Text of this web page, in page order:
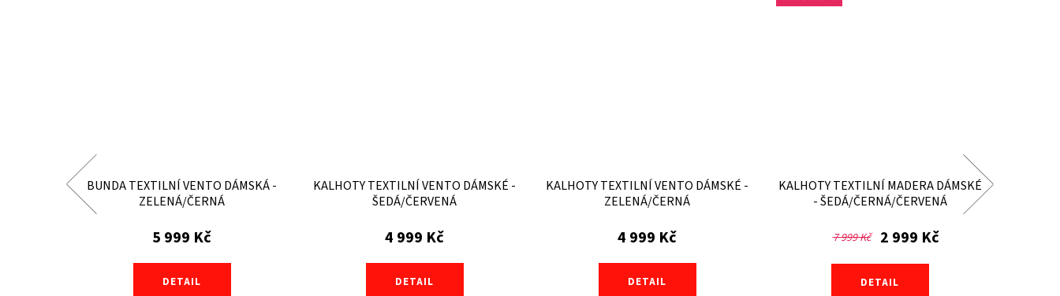
BUNDA TEXTILNÍ VENTO DÁMSKÁ -
ZELENÁ/ČERNÁ
5 999 Kč
DETAIL
KALHOTY TEXTILNÍ VENTO DÁMSKÉ -
ŠEDÁ/ČERVENÁ
4 999 Kč
DETAIL
KALHOTY TEXTILNÍ VENTO DÁMSKÉ -
ZELENÁ/ČERNÁ
4 999 Kč
DETAIL
KALHOTY TEXTILNÍ MADERA DÁMSKÉ
- ŠEDÁ/ČERNÁ/ČERVENÁ
7 999 Kč 2 999 Kč
DETAIL